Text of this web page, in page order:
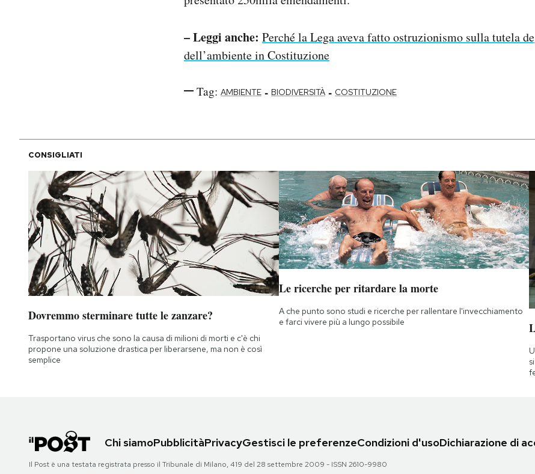
– Leggi anche: Perché la Lega aveva fatto ostruzionismo sulla tutela
dell’ambiente in Costituzione
Tag: AMBIENTE - BIODIVERSITÀ - COSTITUZIONE
CONSIGLIATI
Dovremmo sterminare tutte le zanzare?
Trasportano virus che sono la causa di milioni di morti e c'è chi
propone una soluzione drastica per liberarsene, ma non è così
semplice
Le ricerche per ritardare la morte
A che punto sono studi e ricerche per rallentare l'invecchiamento
e farci vivere più a lungo possibile
Chi siamoPubblicitàPrivacyGestisci le preferenzeCondizioni d'usoDichiarazione di
Il Post è una testata registrata presso il Tribunale di Milano, 419 del 28 settembre 2009 - ISSN 2610-9980